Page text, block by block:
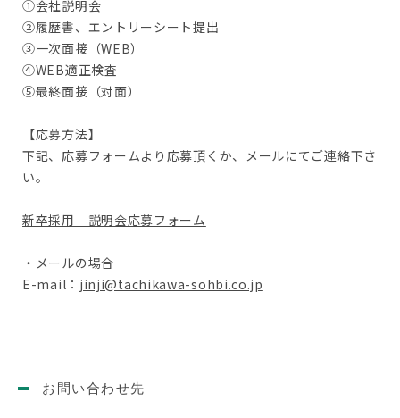
①会社説明会
②履歴書、エントリーシート提出
③一次面接（WEB）
④WEB適正検査
⑤最終面接（対面）
【応募方法】
下記、応募フォームより応募頂くか、メールにてご連絡下さ
い。
新卒採用 説明会応募フォーム
・メールの場合
E-mail： jinji@tachikawa-sohbi.co.jp
お問い合わせ先